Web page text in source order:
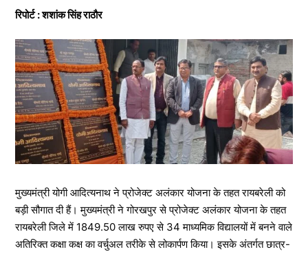
रिपोर्ट : शशांक सिंह राठौर
मुख्यमंत्री योगी आदित्यनाथ ने प्रोजेक्ट अलंकार योजना के तहत रायबरेली को
बड़ी सौगात दी हैं। मुख्यमंत्री ने गोरखपुर से प्रोजेक्ट अलंकार योजना के तहत
रायबरेली जिले में 1849.50 लाख रुपए से 34 माध्यमिक विद्यालयों में बनने वाले
अतिरिक्त कक्षा कक्ष का वर्चुअल तरीके से लोकार्पण किया। इसके अंतर्गत छात्र-